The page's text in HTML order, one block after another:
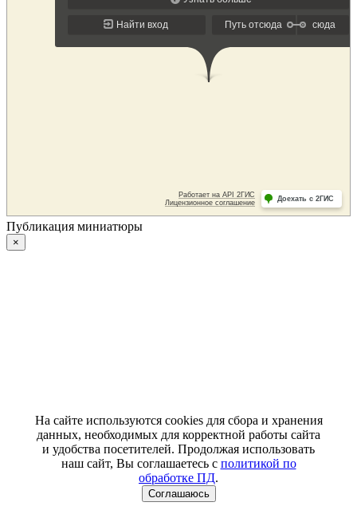
Публикация миниатюры
×
На сайте используются cookies для сбора и хранения
данных, необходимых для корректной работы сайта
и удобства посетителей. Продолжая использовать
наш сайт, Вы соглашаетесь с политикой по
обработке ПД.
Соглашаюсь